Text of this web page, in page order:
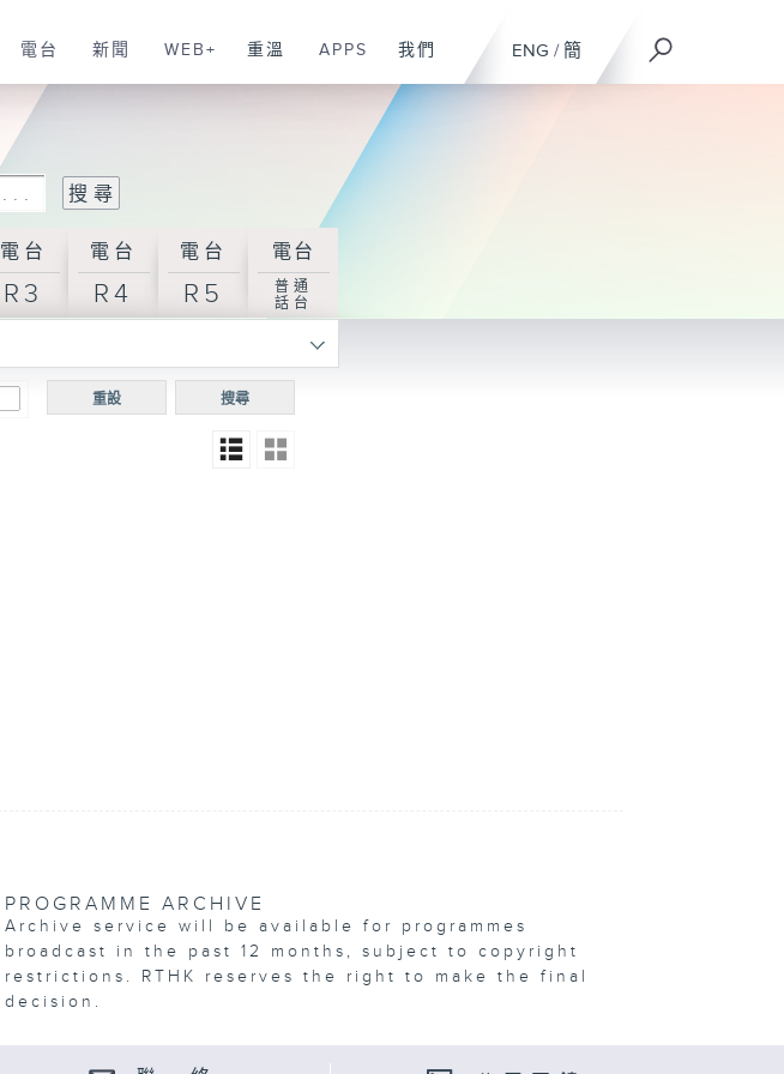
ENG / 簡
電台 新聞 WEB+ 重溫 APPS 我們
電台
R3
電台
R4
電台
R5
電台
普通
話台
搜尋
重設
PROGRAMME ARCHIVE
Archive service will be available for programmes
broadcast in the past 12 months, subject to copyright
restrictions. RTHK reserves the right to make the final
decision.